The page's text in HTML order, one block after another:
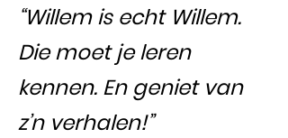
“Willem is echt Willem.
Die moet je leren
kennen. En geniet van
z’n verhalen!”